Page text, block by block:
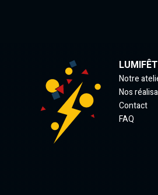
Notre
Nos
Contact
FAQ